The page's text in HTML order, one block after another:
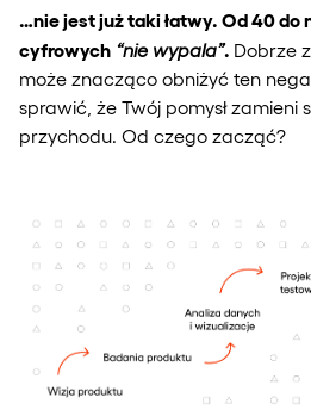
…nie jest już taki łatwy. Od 40 do
cyfrowych “nie wypala”. Dobrze
może znacząco obniżyć ten
sprawić, że Twój pomysł zamieni
przychodu. Od czego zacząć?